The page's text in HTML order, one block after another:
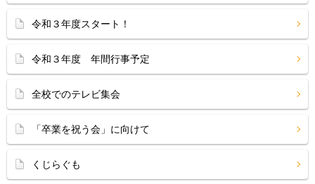
令和３年度スタート！
令和３年度 年間行事予定
全校でのテレビ集会
「卒業を祝う会」に向けて
くじらぐも